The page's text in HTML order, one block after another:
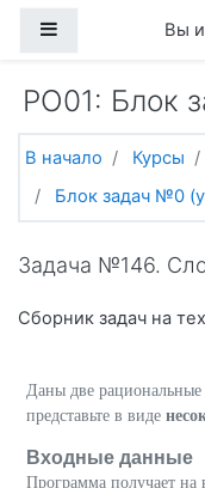
Боковая панель
Вы
PO01: Блок
В начало Курсы
Блок задач №0
Задача №146.
Сборник задач на
Даны две рациональные
представьте в виде
Входные данные
Программа получает на